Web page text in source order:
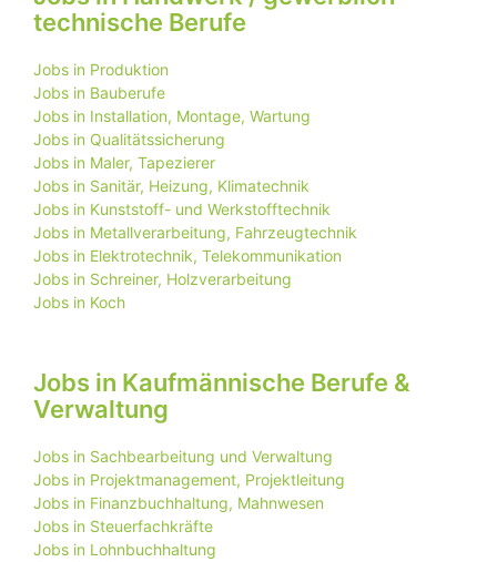
technische Berufe
Jobs in Produktion
Jobs in Bauberufe
Jobs in Installation, Montage, Wartung
Jobs in Qualitätssicherung
Jobs in Maler, Tapezierer
Jobs in Sanitär, Heizung, Klimatechnik
Jobs in Kunststoff- und Werkstofftechnik
Jobs in Metallverarbeitung, Fahrzeugtechnik
Jobs in Elektrotechnik, Telekommunikation
Jobs in Schreiner, Holzverarbeitung
Jobs in Koch
Jobs in Kaufmännische Berufe &
Verwaltung
Jobs in Sachbearbeitung und Verwaltung
Jobs in Projektmanagement, Projektleitung
Jobs in Finanzbuchhaltung, Mahnwesen
Jobs in Steuerfachkräfte
Jobs in Lohnbuchhaltung